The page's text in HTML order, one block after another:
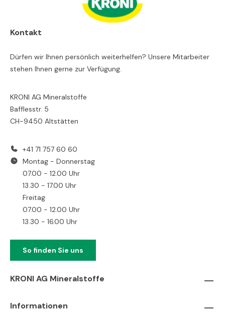
Kontakt
Dürfen wir Ihnen persönlich weiterhelfen? Unsere Mitarbeiter
stehen Ihnen gerne zur Verfügung.
KRONI AG Mineralstoffe
Bafflesstr. 5
CH-9450 Altstätten
+41 71 757 60 60
Montag - Donnerstag
07.00 - 12.00 Uhr
13.30 - 17.00 Uhr
Freitag
07.00 - 12.00 Uhr
13.30 - 16.00 Uhr
So finden Sie uns
KRONI AG Mineralstoffe
Informationen